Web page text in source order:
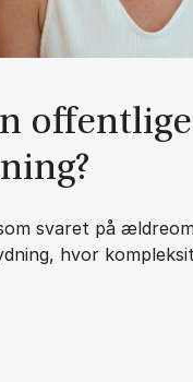
svaret på
hvor
sek­tor: Fri­hed